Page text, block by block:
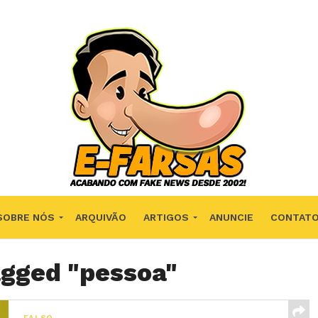
NÓS ARQUIVÃO ARTIGOS ANUNCIE CONTATO
"pessoa"